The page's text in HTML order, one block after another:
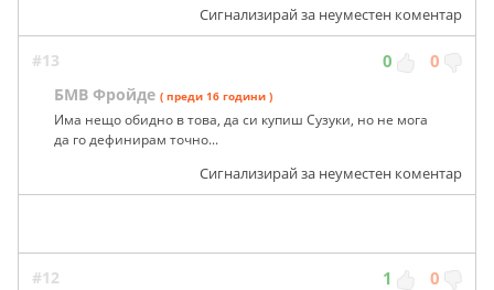
Сигнализирай за неуместен коментар
#13 0 0
БМВ Фройде ( преди 16 години )
Има нещо обидно в това, да си купиш Сузуки, но не мога
да го дефинирам точно...
Сигнализирай за неуместен коментар
#12 1 0